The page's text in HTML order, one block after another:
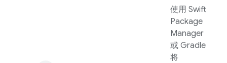
使用 Swift
Package
Manager
或 Gradle
将